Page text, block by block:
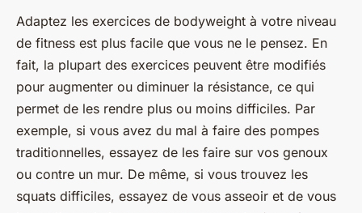
Adaptez les exercices de bodyweight à votre niveau
de fitness est plus facile que vous ne le pensez. En
fait, la plupart des exercices peuvent être modifiés
pour augmenter ou diminuer la résistance, ce qui
permet de les rendre plus ou moins difficiles. Par
exemple, si vous avez du mal à faire des pompes
traditionnelles, essayez de les faire sur vos genoux
ou contre un mur. De même, si vous trouvez les
squats difficiles, essayez de vous asseoir et de vous